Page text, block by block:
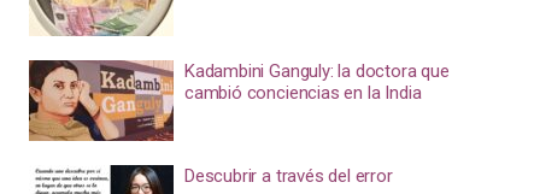
Kadambini Ganguly: la doctora que
cambió conciencias en la India
Descubrir a través del error